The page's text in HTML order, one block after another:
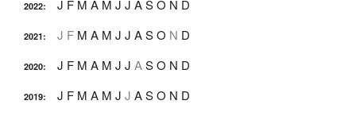
2022: J F M A M J J ASO N D
2021: J F M A M J J ASO N D
2020: J F M A M J J ASO N D
2019: J F M A M J J ASO N D